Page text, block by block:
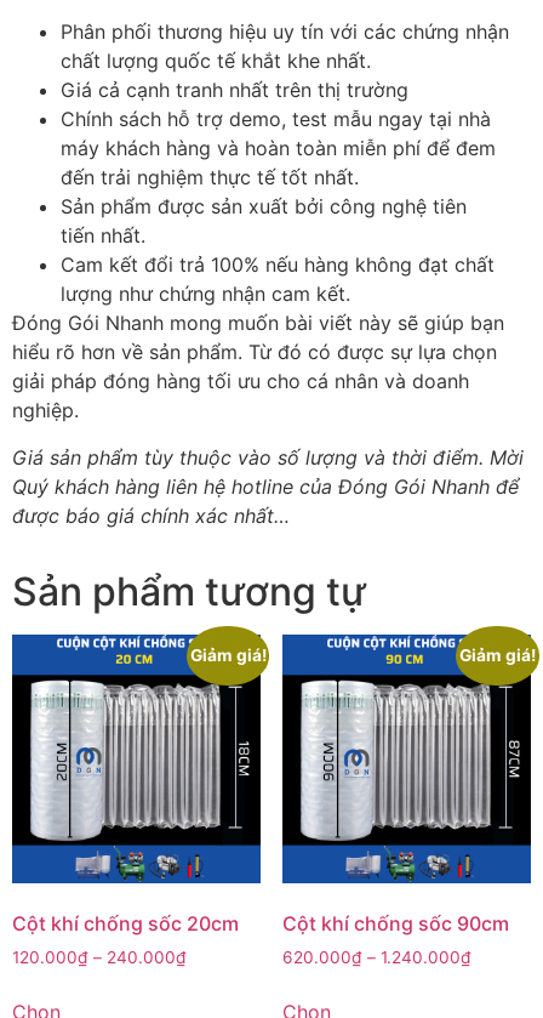
Phân phối thương hiệu uy tín với các chứng nhận
chất lượng quốc tế khắt khe nhất.
Giá cả cạnh tranh nhất trên thị trường
Chính sách hỗ trợ demo, test mẫu ngay tại nhà
máy khách hàng và hoàn toàn miễn phí để đem
đến trải nghiệm thực tế tốt nhất.
Sản phẩm được sản xuất bởi công nghệ tiên
tiến nhất.
Cam kết đổi trả 100% nếu hàng không đạt chất
lượng như chứng nhận cam kết.
Đóng Gói Nhanh mong muốn bài viết này sẽ giúp bạn
hiểu rõ hơn về sản phẩm. Từ đó có được sự lựa chọn
giải pháp đóng hàng tối ưu cho cá nhân và doanh
nghiệp.
Giá sản phẩm tùy thuộc vào số lượng và thời điểm. Mời
Quý khách hàng liên hệ hotline của Đóng Gói Nhanh để
được báo giá chính xác nhất…
Sản phẩm tương tự
Giảm giá!
Cột khí chống sốc 20cm
120.000₫ – 240.000₫
Chọn
Giảm giá!
Cột khí chống sốc 90cm
620.000₫ – 1.240.000₫
Chọn